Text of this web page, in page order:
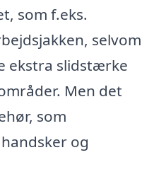
som f.eks.
selvom
ekstra slidstærke
Men det
som
og